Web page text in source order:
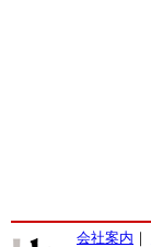
会社案内 ｜